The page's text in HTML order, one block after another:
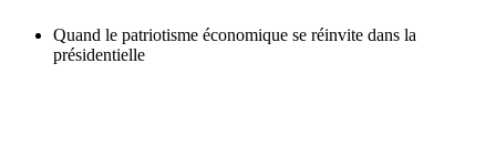
Quand le patriotisme économique se réinvite dans la
présidentielle